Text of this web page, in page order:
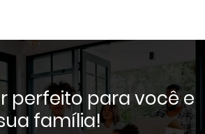
perfeito para você e
família!